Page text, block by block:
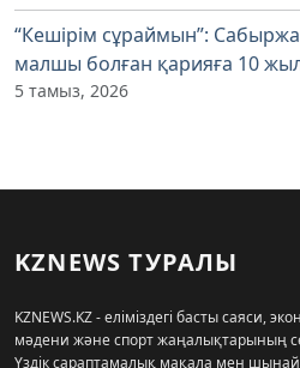
“Кешірім сұраймын”:
малшы болған қарияға 10
5 тамыз, 2026
KZNEWS ТУРАЛЫ
KZNEWS.KZ - еліміздегі басты саяси,
мәдени және спорт жаңалықтарының
Үздік сараптамалық мақала мен